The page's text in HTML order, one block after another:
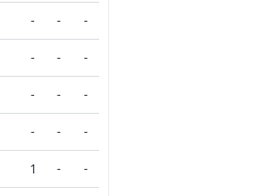
- - -
- - -
- - -
- - -
1 - -